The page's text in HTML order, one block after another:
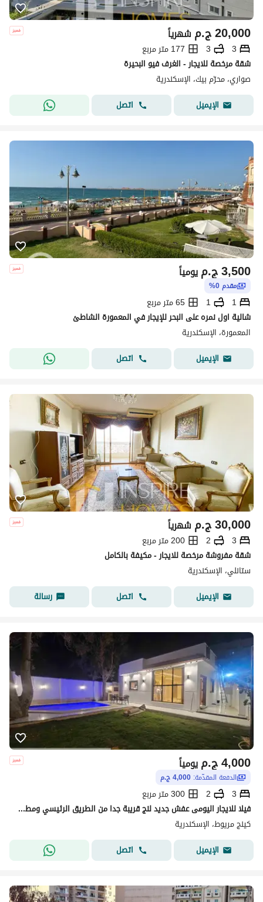
ج.م20,000 شهرياً
3
3
177 متر مربع
شقة مرخصة للايجار - الغرف فيو البحيرة
صواري، محرّم بيك، الإسكندرية
الإيميل
اتصل
ج.م3,500 يومياً
مقدم 0%
1
1
65 متر مربع
شالية اول نمره على البحر للإيجار في المعمورة الشاطئ
المعمورة، الإسكندرية
الإيميل
اتصل
ج.م30,000 شهرياً
3
2
200 متر مربع
شقة مفروشة مرخصة للايجار - مكيفة بالكامل
ستانلي، الإسكندرية
الإيميل
اتصل رسالة
ج.م4,000 يومياً
الدفعة المقدّمة: 4,000 ج.م
3
2
300 متر مربع
فيلا للايجار اليومى عفش جديد لنج قريبة جدا من الطريق الرئيسي ومطعم لخرص
كينج مريوط، الإسكندرية
الإيميل
اتصل